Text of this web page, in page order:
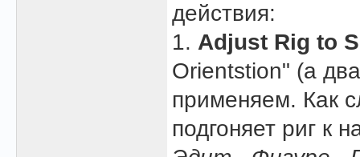
действия:
1. Adjust Rig to
Orientstion" (а
применяем. Как
подгоняет риг к